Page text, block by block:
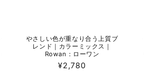
やさしい色が重なり合う上質ブ
レンド｜カラーミックス｜
Rowan：ローワン
通
¥2,780